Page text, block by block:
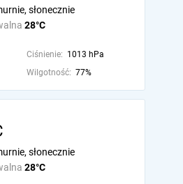
28°C
słonecznie
Ciśnienie: 1013 hPa
Wilgotność: 77%
28°C
słonecznie